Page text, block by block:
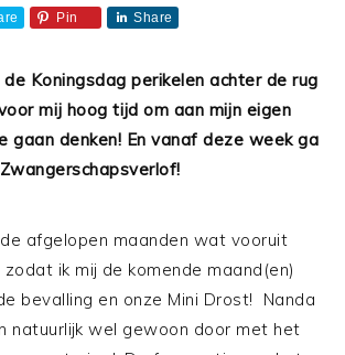
Pin Share
de Koningsdag perikelen achter de rug
mij hoog tijd om aan mijn eigen
gaan denken! En vanaf deze week ga
de afgelopen maanden wat vooruit
zodat ik mij de komende maand(en)
bevalling en onze Mini Drost! Nanda
natuurlijk wel gewoon door met het